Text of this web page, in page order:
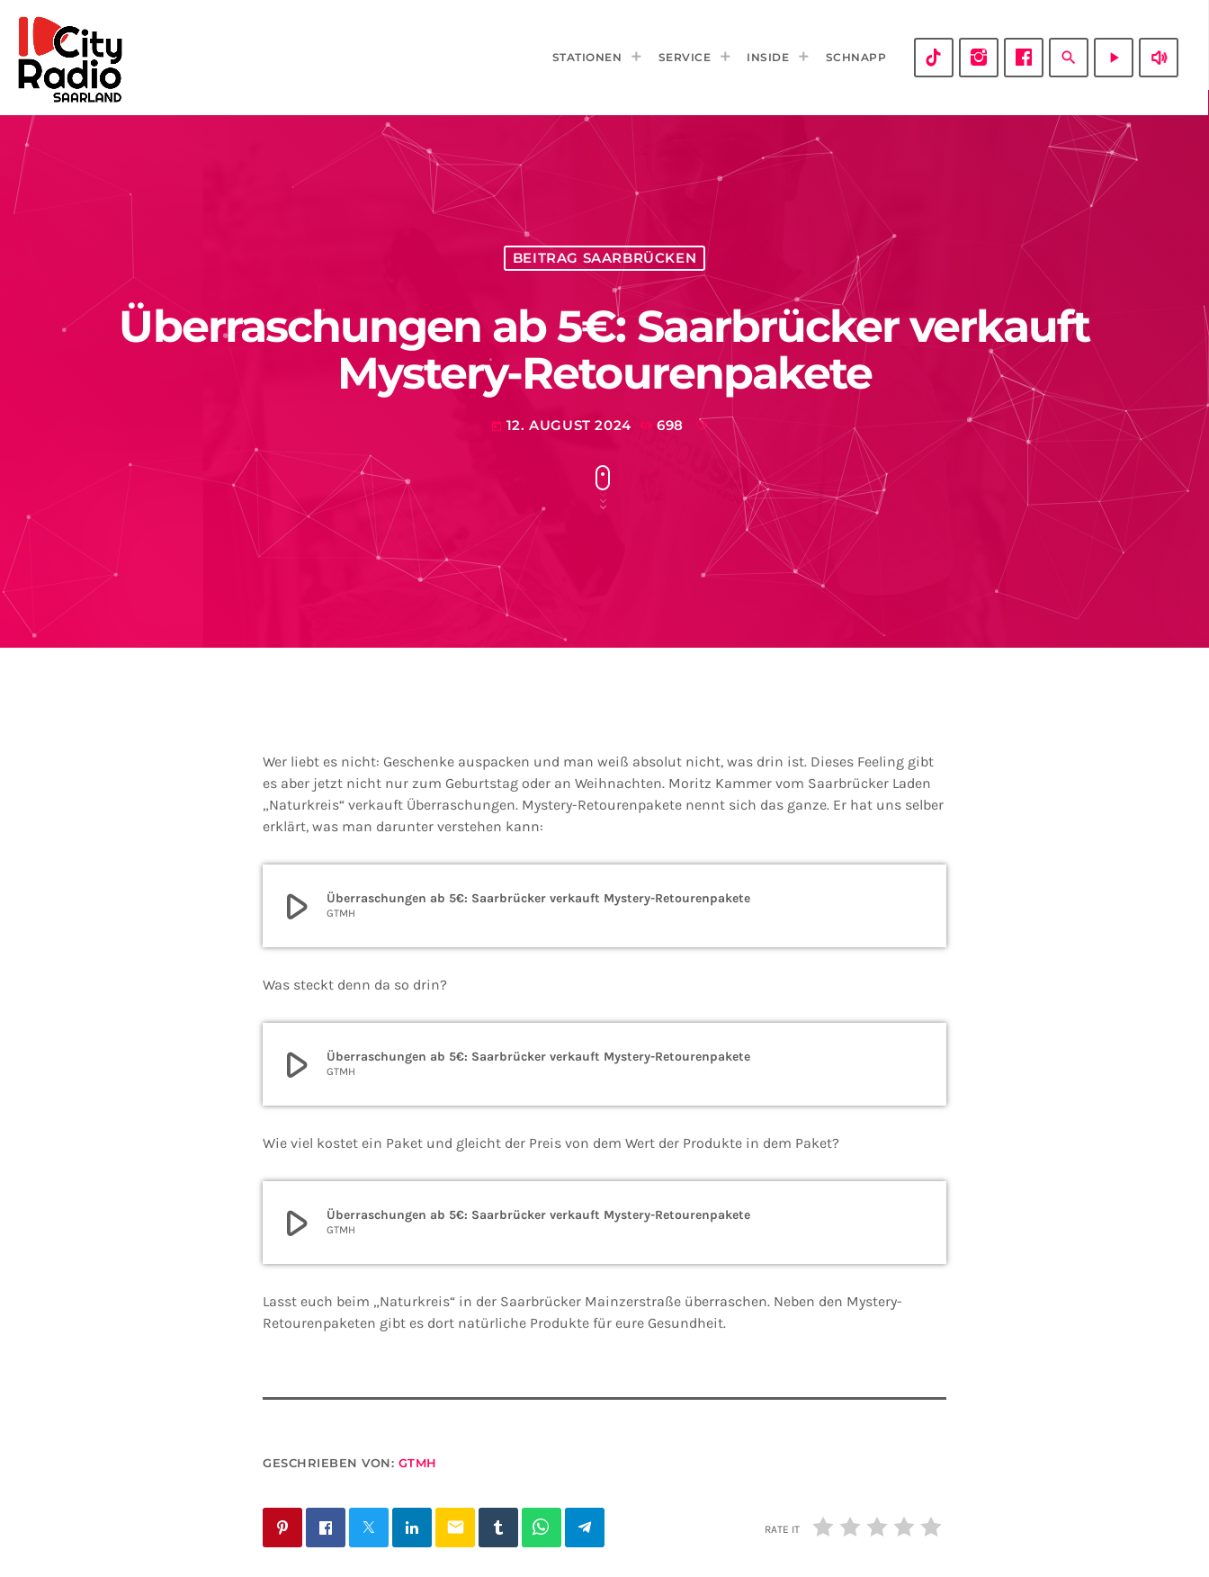
STATIONEN SERVICE INSIDE SCHNAPP search play_arrow volume_up
BEITRAG SAARBRÜCKEN
Überraschungen ab 5€: Saarbrücker verkauft
Mystery-Retourenpakete
today 12. AUGUST 2024 698
Wer liebt es nicht: Geschenke auspacken und man weiß absolut nicht, was drin ist. Dieses Feeling gibt
es aber jetzt nicht nur zum Geburtstag oder an Weihnachten. Moritz Kammer vom Saarbrücker Laden
„Naturkreis“ verkauft Überraschungen. Mystery-Retourenpakete nennt sich das ganze. Er hat uns selber
erklärt, was man darunter verstehen kann:
play_arrow Überraschungen ab 5€: Saarbrücker verkauft Mystery-Retourenpakete
GTMH
Was steckt denn da so drin?
play_arrow Überraschungen ab 5€: Saarbrücker verkauft Mystery-Retourenpakete
GTMH
Wie viel kostet ein Paket und gleicht der Preis von dem Wert der Produkte in dem Paket?
play_arrow Überraschungen ab 5€: Saarbrücker verkauft Mystery-Retourenpakete
GTMH
Lasst euch beim „Naturkreis“ in der Saarbrücker Mainzerstraße überraschen. Neben den Mystery-
Retourenpaketen gibt es dort natürliche Produkte für eure Gesundheit.
GESCHRIEBEN VON: GTMH
email RATE IT